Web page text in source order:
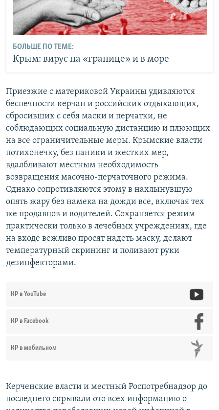
БОЛЬШЕ ПО ТЕМЕ:
Крым: вирус на «границе» и в море
Приезжие с материковой Украины удивляются
беспечности керчан и российских отдыхающих,
сбросивших с себя маски и перчатки, не
соблюдающих социальную дистанцию и плюющих
на все ограничительные меры. Крымские власти
потихонечку, без паники и жестких мер,
вдалбливают местным необходимость
возвращения масочно-перчаточного режима.
Однако сопротивляются этому в нахлынувшую
опять жару без намека на дожди все, включая тех
же продавцов и водителей. Сохраняется режим
практически только в лечебных учреждениях, где
на входе вежливо просят надеть маску, делают
температурный скрининг и поливают руки
дезинфекторами.
КР в YouTube
КР в Facebook
КР в мобильном
Керченские власти и местный Роспотребнадзор до
последнего скрывали ото всех информацию о